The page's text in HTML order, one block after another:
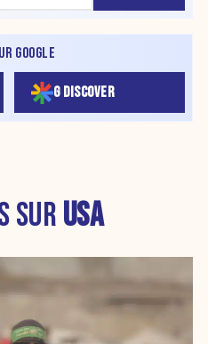
GOOGLE
G DISCOVER
SUR USA